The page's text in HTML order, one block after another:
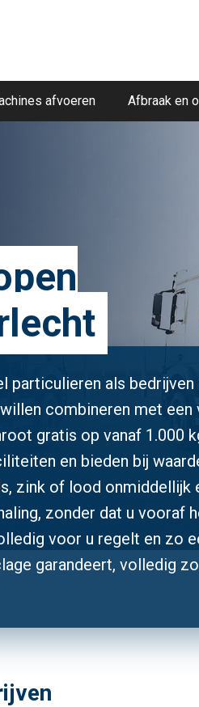
afvoeren Afbraak en
particulieren als bedrijven
combineren met een
gratis op vanaf 1.000
en bieden bij
zink of lood onmiddellijk
zonder dat u vooraf
voor u regelt en zo
garandeert, volledig